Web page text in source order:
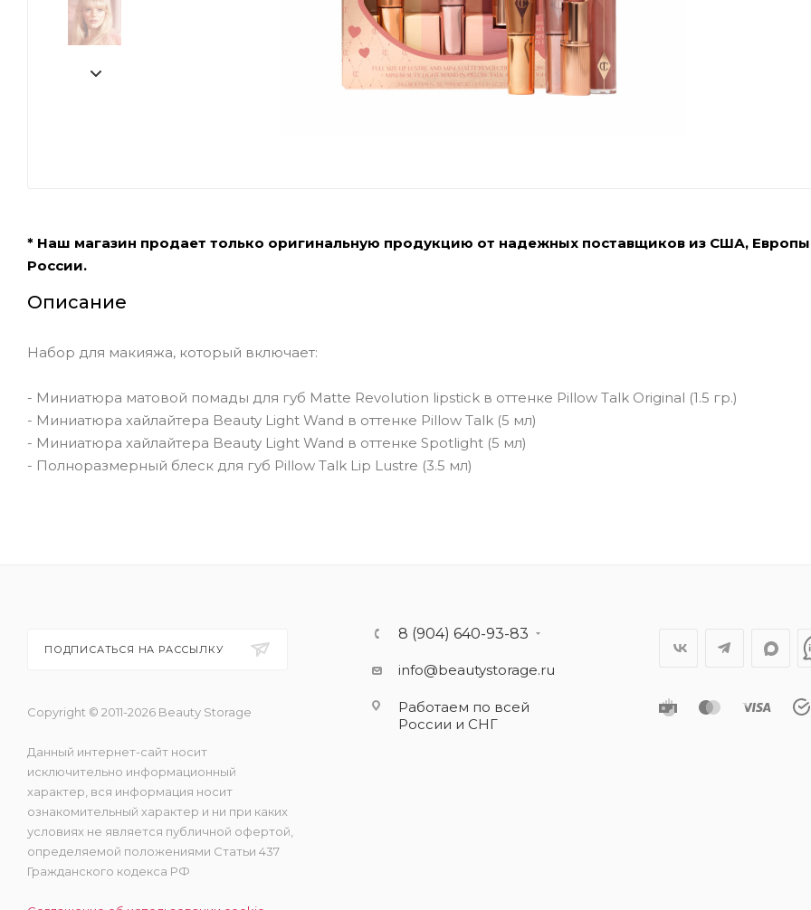
* Наш магазин продает только оригинальную продукцию от надежных поставщиков из США,
России.
Описание
Набор для макияжа, который включает:
- Миниатюра матовой помады для губ Matte Revolution lipstick в оттенке Pillow Talk Original (1.5 гр.)
- Миниатюра хайлайтера Beauty Light Wand в оттенке Pillow Talk (5 мл)
- Миниатюра хайлайтера Beauty Light Wand в оттенке Spotlight (5 мл)
- Полноразмерный блеск для губ Pillow Talk Lip Lustre (3.5 мл)
ПОДПИСАТЬСЯ НА РАССЫЛКУ
Copyright © 2011-2026 Beauty Storage
Данный интернет-сайт носит
исключительно информационный
характер, вся информация носит
ознакомительный характер и ни при каких
условиях не является публичной офертой,
определяемой положениями Статьи 437
Гражданского кодекса РФ
8 (904) 640-93-83
info@beautystorage.ru
Работаем по всей
России и СНГ